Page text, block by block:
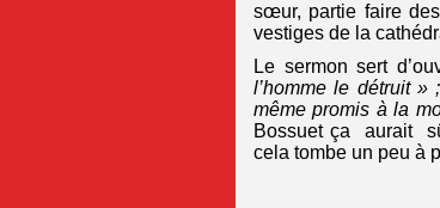
sœur, partie faire
vestiges de la
Le sermon sert
l’homme le détruit
même promis à la
Bossuet ça aurait
cela tombe un peu à